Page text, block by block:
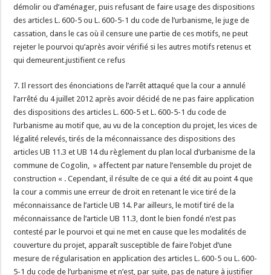
démolir ou d’aménager, puis refusant de faire usage des dispositions
des articles L. 600-5 ou L. 600-5-1 du code de l’urbanisme, le juge de
cassation, dans le cas où il censure une partie de ces motifs, ne peut
rejeter le pourvoi qu’après avoir vérifié si les autres motifs retenus et
qui demeurent.justifient ce refus
7. Il ressort des énonciations de l’arrêt attaqué que la cour a annulé
l’arrêté du 4 juillet 2012 après avoir décidé de ne pas faire application
des dispositions des articles L. 600-5 et L. 600-5-1 du code de
l’urbanisme au motif que, au vu de la conception du projet, les vices de
légalité relevés, tirés de la méconnaissance des dispositions des
articles UB 11.3 et UB 14 du règlement du plan local d’urbanisme de la
commune de Cogolin, » affectent par nature l’ensemble du projet de
construction « . Cependant, il résulte de ce qui a été dit au point 4 que
la cour a commis une erreur de droit en retenant le vice tiré de la
méconnaissance de l’article UB 14. Par ailleurs, le motif tiré de la
méconnaissance de l’article UB 11.3, dont le bien fondé n’est pas
contesté par le pourvoi et qui ne met en cause que les modalités de
couverture du projet, apparaît susceptible de faire l’objet d’une
mesure de régularisation en application des articles L. 600-5 ou L. 600-
5-1 du code de l’urbanisme et n’est, par suite, pas de nature à justifier